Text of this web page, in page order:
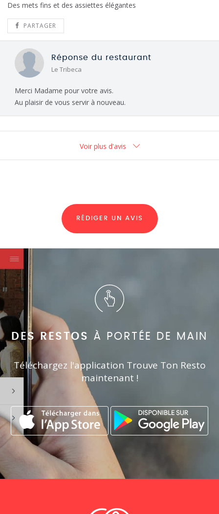
Des mets fins et des assiettes élégantes
PARTAGER
Réponse du restaurant
Le Tribeca
Merci Madame pour votre avis.
Au plaisir de vous servir à nouveau.
Voir plus d'avis
RÉDIGER UN AVIS
DES RESTOS À PORTÉE DE MAIN
Téléchargez l'application Trouve Ton Resto
maintenant !